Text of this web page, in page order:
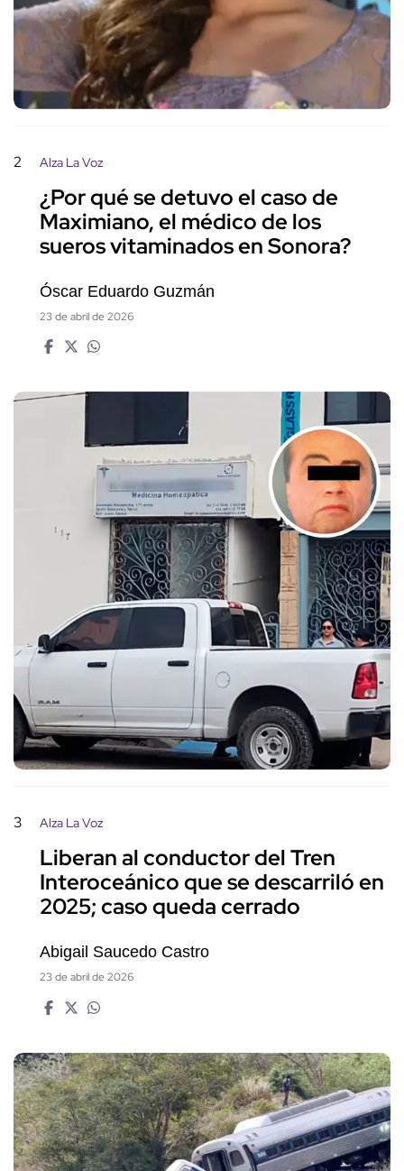
2 Alza La Voz
¿Por qué se detuvo el caso de
Maximiano, el médico de los
sueros vitaminados en Sonora?
Óscar Eduardo Guzmán
23 de abril de 2026
3 Alza La Voz
Liberan al conductor del Tren
Interoceánico que se descarriló en
2025; caso queda cerrado
Abigail Saucedo Castro
23 de abril de 2026